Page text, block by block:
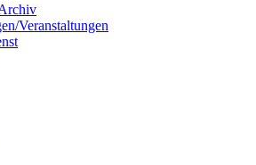
Veranstaltungen